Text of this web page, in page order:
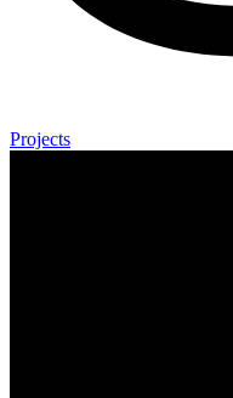
Projects